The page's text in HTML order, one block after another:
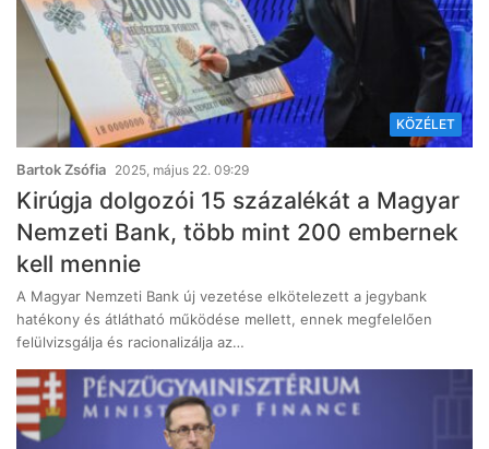
KÖZÉLET
Bartok Zsófia 2025, május 22. 09:29
Kirúgja dolgozói 15 százalékát a Magyar
Nemzeti Bank, több mint 200 embernek
kell mennie
A Magyar Nemzeti Bank új vezetése elkötelezett a jegybank
hatékony és átlátható működése mellett, ennek megfelelően
felülvizsgálja és racionalizálja az…